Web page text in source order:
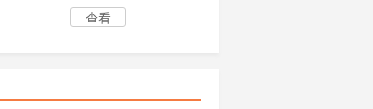
查看